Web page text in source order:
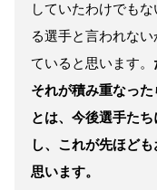
していたわけでも
る選手と言われな
ていると思います。
それが積み重なっ
とは、今後選手た
し、これが先ほど
思います。